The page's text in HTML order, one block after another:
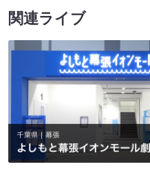
関連ライブ